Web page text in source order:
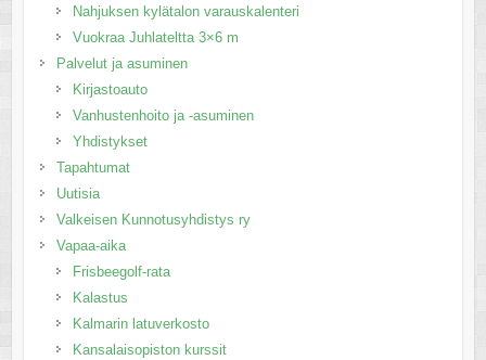
Nahjuksen kylätalon varauskalenteri
Vuokraa Juhlateltta 3×6 m
Palvelut ja asuminen
Kirjastoauto
Vanhustenhoito ja -asuminen
Yhdistykset
Tapahtumat
Uutisia
Valkeisen Kunnotusyhdistys ry
Vapaa-aika
Frisbeegolf-rata
Kalastus
Kalmarin latuverkosto
Kansalaisopiston kurssit